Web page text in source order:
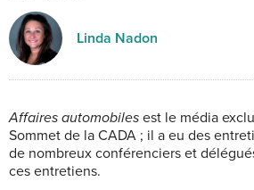
Linda Nadon
Affaires automobiles est le média
Sommet de la CADA ; il a eu des
de nombreux conférenciers et
ces entretiens.